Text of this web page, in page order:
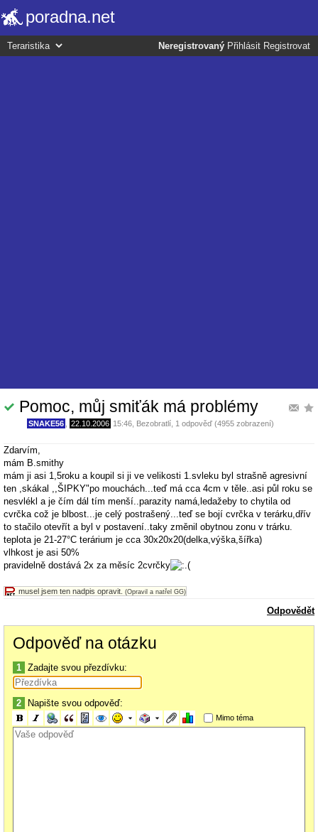
poradna.net
Neregistrovaný Přihlásit Registrovat
Pomoc, můj smiťák má problémy
SNAKE56 22.10.2006 15:46 Bezobratlí , 1 odpověď (4955 zobrazení)
Zdarvím,
mám B.smithy
mám ji asi 1,5roku a koupil si ji ve velikosti 1.svleku byl strašně agresivní
ten ,skákal ,,ŠIPKY"po mouchách...teď má cca 4cm v těle..asi půl roku se
nesvlékl a je čím dál tím menší..parazity namá,ledažeby to chytila od
cvrčka což je blbost...je celý postrašený...teď se bojí cvrčka v terárku,dřív
to stačilo otevřít a byl v postavení..taky změnil obytnou zonu v trárku.
teplota je 21-27°C terárium je cca 30x20x20(delka,výška,šířka)
vlhkost je asi 50%
pravidelně dostává 2x za měsíc 2cvrčky
musel jsem ten nadpis opravit. (Opravil a natřel GG)
Odpovědět
Odpověď na otázku
1 Zadajte svou přezdívku:
2 Napište svou odpověď:
Mimo téma